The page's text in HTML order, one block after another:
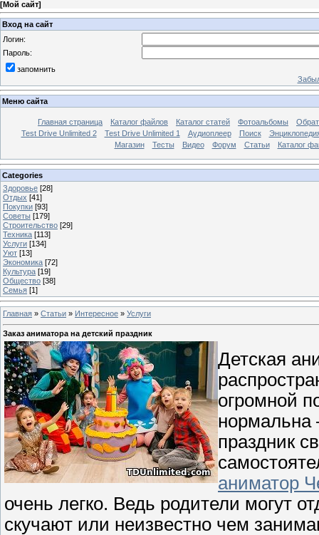
[Мой сайт]
Вход на сайт
Логин:
Пароль:
запомнить
Меню сайта
Главная страница Каталог файлов Каталог статей Фотоальбомы
Test Drive Unlimited 2
Test Drive Unlimited 1 Аудиоплеер Поиск
Магазин
Тесты Видео Форум Статьи Каталог
Categories
Здоровье [28]
Отдых [41]
Покупки [93]
Советы [179]
Строительство [29]
Техника [113]
Услуги [134]
Уют [13]
Экономика [72]
Культура [19]
Общество [38]
Семья [1]
Главная » Статьи » Интересное » Услуги
Заказ аниматора на детский праздник
Детская
огромной
нормальна
праздник
аниматор
очень легко. Ведь родители могут
скучают или неизвестно чем